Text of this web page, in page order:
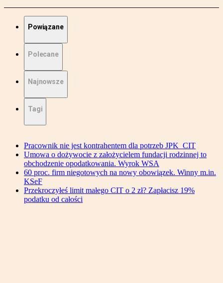
Powiązane
Polecane
Najnowsze
Tagi
Pracownik nie jest kontrahentem dla potrzeb JPK_CIT
Umowa o dożywocie z założycielem fundacji rodzinnej to
obchodzenie opodatkowania. Wyrok WSA
60 proc. firm niegotowych na nowy obowiązek. Winny m.in.
KSeF
Przekroczyłeś limit małego CIT o 2 zł? Zapłacisz 19%
podatku od całości